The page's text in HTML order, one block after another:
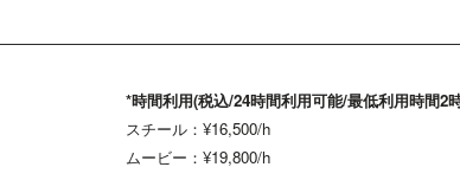
*時間利用(税込/24時間利用可能/最低利用時間2
スチール：¥16,500/h
ムービー：¥19,800/h